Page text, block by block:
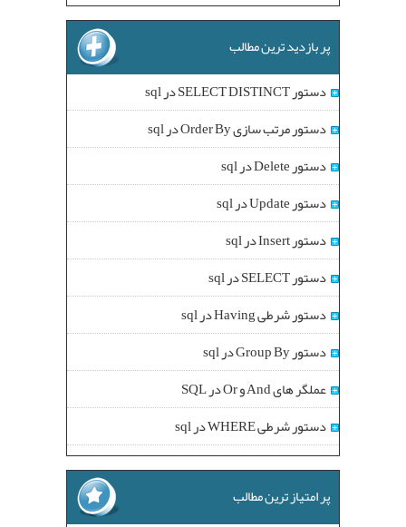
پر بازدید ترین مطالب
دستور SELECT DISTINCT در sql
دستور مرتب سازی Order By در sql
دستور Delete در sql
دستور Update در sql
دستور Insert در sql
دستور SELECT در sql
دستور شرطی Having در sql
دستور Group By در sql
عملگر های And و Or در SQL
دستور شرطی WHERE در sql
پر امتیاز ترین مطالب